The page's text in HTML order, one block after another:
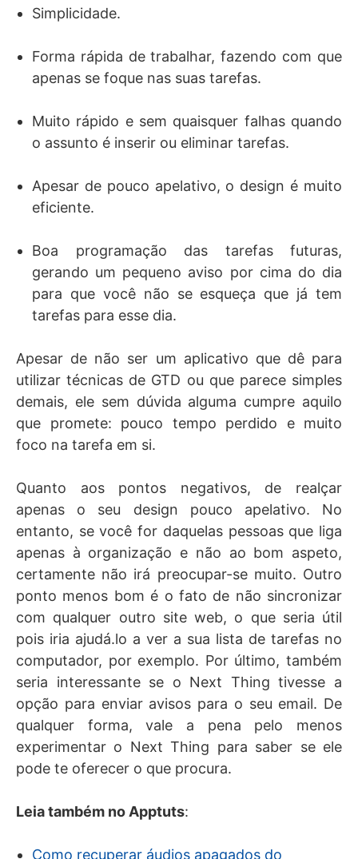
Simplicidade.
Forma rápida de trabalhar, fazendo com que
apenas se foque nas suas tarefas.
Muito rápido e sem quaisquer falhas quando
o assunto é inserir ou eliminar tarefas.
Apesar de pouco apelativo, o design é muito
eficiente.
Boa programação das tarefas futuras,
gerando um pequeno aviso por cima do dia
para que você não se esqueça que já tem
tarefas para esse dia.
Apesar de não ser um aplicativo que dê para
utilizar técnicas de GTD ou que parece simples
demais, ele sem dúvida alguma cumpre aquilo
que promete: pouco tempo perdido e muito
foco na tarefa em si.
Quanto aos pontos negativos, de realçar
apenas o seu design pouco apelativo. No
entanto, se você for daquelas pessoas que liga
apenas à organização e não ao bom aspeto,
certamente não irá preocupar-se muito. Outro
ponto menos bom é o fato de não sincronizar
com qualquer outro site web, o que seria útil
pois iria ajudá.lo a ver a sua lista de tarefas no
computador, por exemplo. Por último, também
seria interessante se o Next Thing tivesse a
opção para enviar avisos para o seu email. De
qualquer forma, vale a pena pelo menos
experimentar o Next Thing para saber se ele
pode te oferecer o que procura.
Leia também no Apptuts:
Como recuperar áudios apagados do